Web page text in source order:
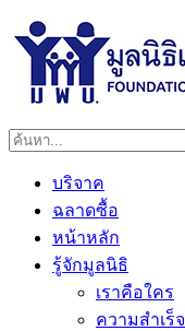
บริจาค
ฉลาดซื้อ
หน้าหลัก
รู้จักมูลนิธิ
เราคือใคร
ความสำเร็จ